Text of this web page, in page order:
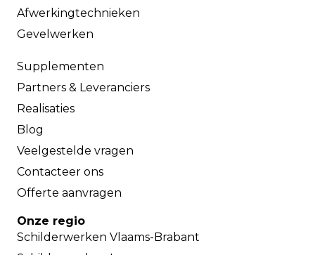
Afwerkingtechnieken
Gevelwerken
Supplementen
Partners & Leveranciers
Realisaties
Blog
Veelgestelde vragen
Contacteer ons
Offerte aanvragen
Onze regio
Schilderwerken Vlaams-Brabant